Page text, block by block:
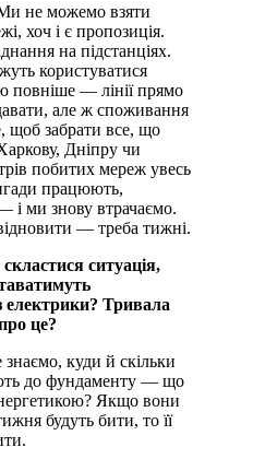
не можемо взяти
хоч і є пропозиція.
на підстанціях.
користуватися
повніше — лінії прямо
але ж споживання
щоб забрати все, що
Дніпру чи
побитих мереж увесь
працюють,
і ми знову втрачаємо.
— треба тижні.
ситуація,
електрики? Тривала
це?
куди й скільки
до фундаменту — що
Якщо вони
будуть бити, то її